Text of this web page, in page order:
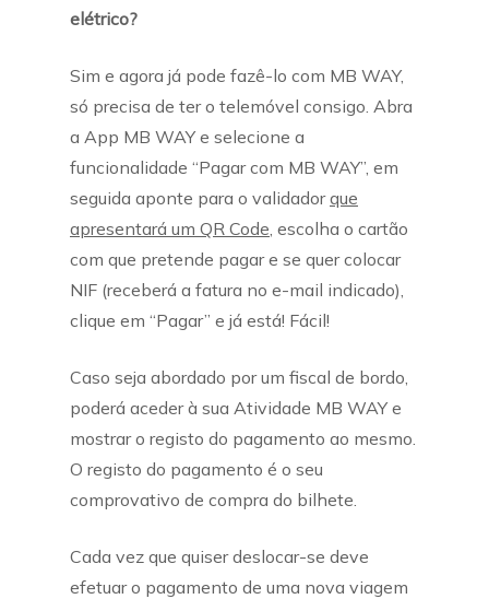
elétrico?
Sim e agora já pode fazê-lo com MB WAY,
só precisa de ter o telemóvel consigo. Abra
a App MB WAY e selecione a
funcionalidade “Pagar com MB WAY”, em
seguida aponte para o validadorque
apresentará um QR Code, escolha o cartão
com que pretende pagar e se quer colocar
NIF (receberá a fatura no e-mail indicado),
clique em “Pagar” e já está! Fácil!
Caso seja abordado por um fiscal de bordo,
poderá aceder à sua Atividade MB WAY e
mostrar o registo do pagamento ao mesmo.
O registo do pagamento é o seu
comprovativo de compra do bilhete.
Cada vez que quiser deslocar-se deve
efetuar o pagamento de uma nova viagem